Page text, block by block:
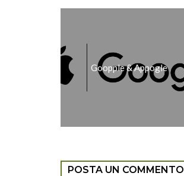
Goopple & Appogle
POSTA UN COMMENTO